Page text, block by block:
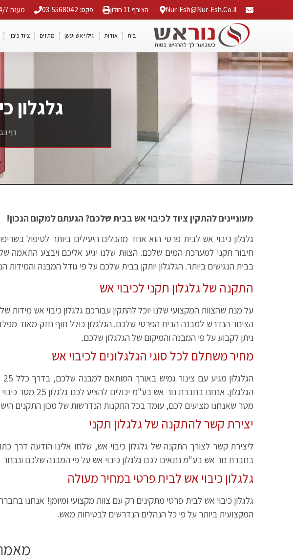
Nur-Esh@nur-Esh.co.il הצורף 11 חולון פקס: 03-5568042 מענה 24/7: 072-33-80-331
בית אודות גילוי אש ועשן מתזים ציוד כיבוי
גלגלון
דף
מעוניינים להתקין ציוד לכיבוי אש בבית שלכם? הגעתם למקום הנכון!
גלגלון כיבוי אש לבית פרטי הוא אחד מהכלים היעילים ביותר לטיפול
חיבור תקני למערכת המים שלכם. הצוות שלנו יגיע אליכם ויבצע התאמה של
בבית הנגישים ביותר. הגלגלון יותקן בבית שלכם על פי גודל המבנה והמידות
התקנה של גלגלון תקני לכיבוי אש
על מנת שהצוות המקצועי שלנו יוכל להתקין עבורכם גלגלון כיבוי אש
ניתן לקבוע על פי המבנה והמיקום של הגלגלון שלכם.
מחיר משתלם לכל סוגי הגלגלונים לכיבוי אש
מטר שאנחנו מציעים לכם, עומד בכל התקנות הנדרשות של מכון התקנים
יצירת קשר להתקנה של גלגלון תקני
ליצירת קשר לצורך התקנה של גלגלון כיבוי אש, שלחו אלינו הודעה דרך
בחברת נור אש בע"מ נתאים לכם גלגלון כיבוי אש על פי המבנה שלכם
גלגלון כיבוי אש לבית פרטי במחיר מעולה
המקצועית ביותר על פי כל הנהלים הנדרשים לבטיחות מאש.